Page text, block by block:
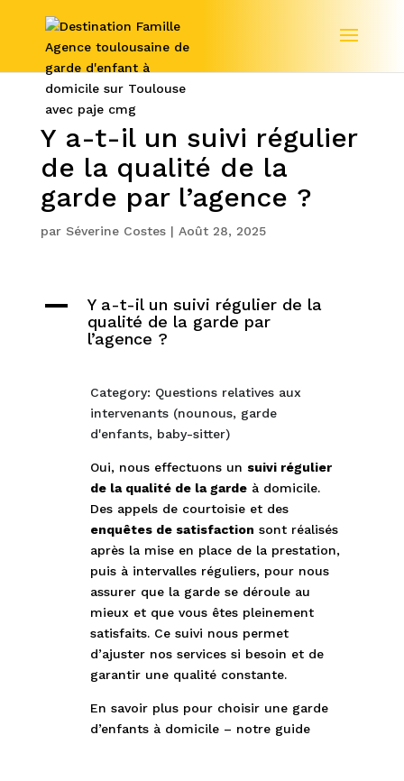
Y a-t-il un suivi régulier
de la qualité de la
garde par l’agence ?
par Séverine Costes| Août 28, 2025
A
Y a-t-il un suivi régulier de la
qualité de la garde par
l’agence ?
Category: Questions relatives aux
intervenants (nounous, garde
d'enfants, baby-sitter)
Oui, nous effectuons un suivi régulier
de la qualité de la gardeà domicile.
Des appels de courtoisie et des
enquêtes de satisfaction sont réalisés
après la mise en place de la prestation,
puis à intervalles réguliers, pour nous
assurer que la garde se déroule au
mieux et que vous êtes pleinement
satisfaits. Ce suivi nous permet
d’ajuster nos services si besoin et de
garantir une qualité constante.
En savoir plus pour choisir une garde
d’enfants à domicile – notre guide